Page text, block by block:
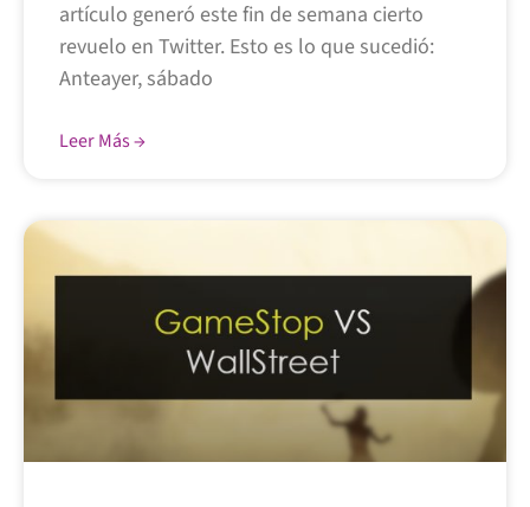
artículo generó este fin de semana cierto
revuelo en Twitter. Esto es lo que sucedió:
Anteayer, sábado
Leer Más →